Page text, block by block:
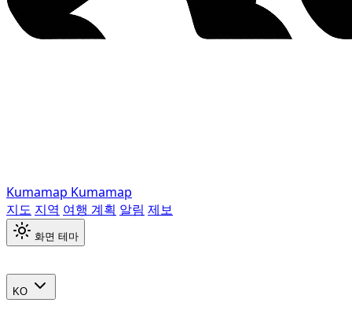
Kumamap Kumamap
지도 지역 여행 계획 알림 제보
화면 테마
KO